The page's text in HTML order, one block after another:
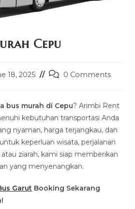
Cepu
18, 2025
Post0 Comments
bus murah di Cepu? Arimbi Rent
kebutuhan transportasi Anda
nyaman, harga terjangkau, dan
keperluan wisata, perjalanan
atau ziarah, kami siap memberikan
yang menyenangkan.
Garut Booking Sekarang